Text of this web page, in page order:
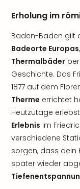
Erholung im
Baden-Baden gilt
Badeorte Europas
Thermalbäder
Geschichte. Das
1877 auf dem
Therme errichtet
Heutzutage
Erlebnis im
verschiedene
sorgen, dass
später wieder